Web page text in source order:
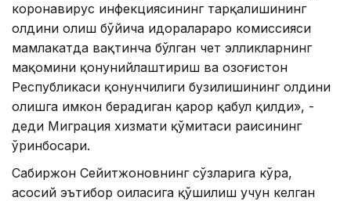
коронавирус инфекциясининг тарқалишининг
олдини олиш бўйича идоралараро комиссияси
мамлакатда вақтинча бўлган чет элликларнинг
мақомини қонунийлаштириш ва Қозоғистон
Республикаси қонунчилиги бузилишининг олдини
олишга имкон берадиган қарор қабул қилди», -
деди Миграция хизмати қўмитаси раисининг
ўринбосари.
Сабиржон Сейитжоновнинг сўзларига кўра,
асосий эътибор оиласига қўшилиш учун келган